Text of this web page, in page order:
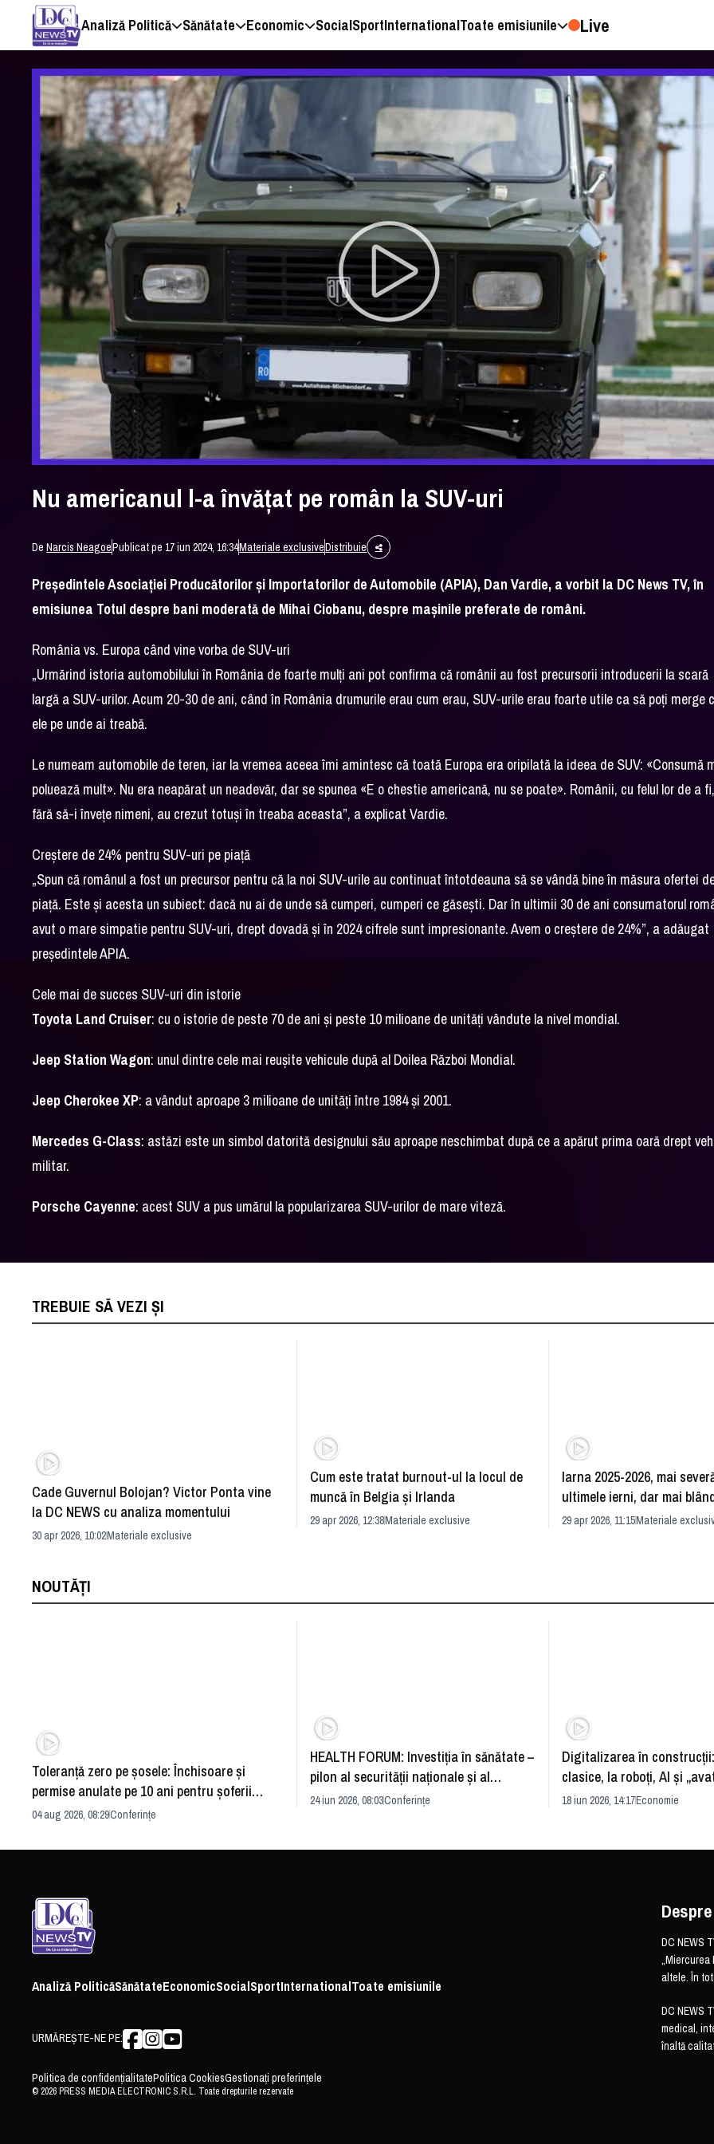
Analiză Politică Sănătate Economic SocialSportInternationalToate emisiunile Live
Nu americanul l-a învățat pe român la SUV-uri
DeNarcis NeagoePublicat pe 17 iun 2024, 16:34Materiale exclusiveDistribuie
Președintele Asociației Producătorilor și Importatorilor de Automobile (APIA), Dan Vardie, a vorbit la DC News TV, în
emisiunea Totul despre bani moderată de Mihai Ciobanu, despre mașinile preferate de români.
România vs. Europa când vine vorba de SUV-uri
„Urmărind istoria automobilului în România de foarte mulți ani pot confirma că românii au fost precursorii introducerii la scară
largă a SUV-urilor. Acum 20-30 de ani, când în România drumurile erau cum erau, SUV-urile erau foarte utile ca să poți merge
ele pe unde ai treabă.
Le numeam automobile de teren, iar la vremea aceea îmi amintesc că toată Europa era oripilată la ideea de SUV: «Consumă
poluează mult». Nu era neapărat un neadevăr, dar se spunea «E o chestie americană, nu se poate». Românii, cu felul lor de a
fără să-i învețe nimeni, au crezut totuși în treaba aceasta”, a explicat Vardie.
Creștere de 24% pentru SUV-uri pe piață
„Spun că românul a fost un precursor pentru că la noi SUV-urile au continuat întotdeauna să se vândă bine în măsura ofertei
piață. Este și acesta un subiect: dacă nu ai de unde să cumperi, cumperi ce găsești. Dar în ultimii 30 de ani consumatorul
avut o mare simpatie pentru SUV-uri, drept dovadă și în 2024 cifrele sunt impresionante. Avem o creștere de 24%”, a adăugat
președintele APIA.
Cele mai de succes SUV-uri din istorie
Toyota Land Cruiser: cu o istorie de peste 70 de ani și peste 10 milioane de unități vândute la nivel mondial.
Jeep Station Wagon: unul dintre cele mai reușite vehicule după al Doilea Război Mondial.
Jeep Cherokee XP: a vândut aproape 3 milioane de unități între 1984 și 2001.
Mercedes G-Class: astăzi este un simbol datorită designului său aproape neschimbat după ce a apărut prima oară drept
militar.
Porsche Cayenne: acest SUV a pus umărul la popularizarea SUV-urilor de mare viteză.
TREBUIE SĂ VEZI ȘI
Cade Guvernul Bolojan? Victor Ponta vine
la DC NEWS cu analiza momentului
30 apr 2026, 10:02Materiale exclusive
Cum este tratat burnout-ul la locul de
muncă în Belgia şi Irlanda
29 apr 2026, 12:38Materiale exclusive
Iarna 2025-2026, mai
ultimele ierni, dar mai
era acum 50 de ani
29 apr 2026, 11:15Materiale
NOUTĂȚI
Toleranță zero pe șosele: Închisoare și
permise anulate pe 10 ani pentru șoferii
iresponsabili
04 aug 2026, 08:29Conferințe
HEALTH FORUM: Investiția în sănătate –
pilon al securității naționale și al
dezvoltării economice
24 iun 2026, 08:03Conferințe
Digitalizarea în
clasice, la roboți, AI și
România și redefinirea
18 iun 2026, 14:17Economie
Analiză PoliticăSănătateEconomicSocialSportInternationalToate emisiunile
URMĂREȘTE-NE PE:
DC NEWS
„Miercurea
altele. În
DC NEWS
medical,
înaltă
Politica de confidențialitatePolitica CookiesGestionați preferințele
© 2026 PRESS MEDIA ELECTRONIC S.R.L. Toate drepturile rezervate